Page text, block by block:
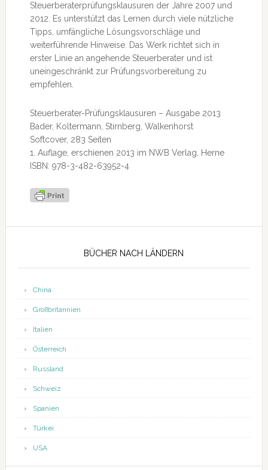
Steuerberaterprüfungsklausuren der Jahre 2007 und
2012. Es unterstützt das Lernen durch viele nützliche
Tipps, umfängliche Lösungsvorschläge und
weiterführende Hinweise. Das Werk richtet sich in
erster Linie an angehende Steuerberater und ist
uneingeschränkt zur Prüfungsvorbereitung zu
empfehlen.
Steuerberater-Prüfungsklausuren – Ausgabe 2013
Bader, Koltermann, Stirnberg, Walkenhorst
Softcover, 283 Seiten
1. Auflage, erschienen 2013 im NWB Verlag, Herne
ISBN: 978-3-482-63952-4
BÜCHER NACH LÄNDERN
China
Großbritannien
Italien
Österreich
Russland
Schweiz
Spanien
Türkei
USA